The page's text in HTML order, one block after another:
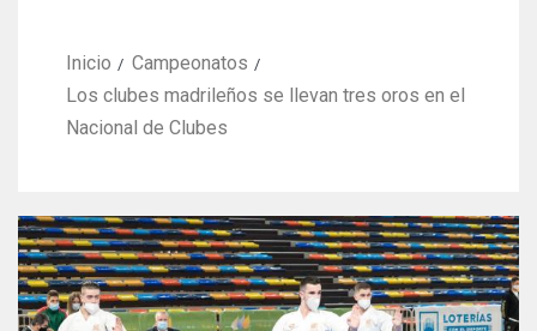
Inicio
Campeonatos
Los clubes madrileños se llevan tres oros en el
Nacional de Clubes